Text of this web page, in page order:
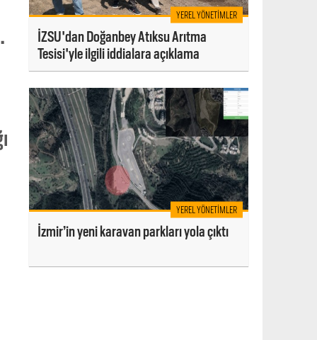
YEREL YÖNETIMLER
İZSU'dan Doğanbey Atıksu Arıtma
Tesisi'yle ilgili iddialara açıklama
YEREL YÖNETIMLER
İzmir’in yeni karavan parkları yola çıktı